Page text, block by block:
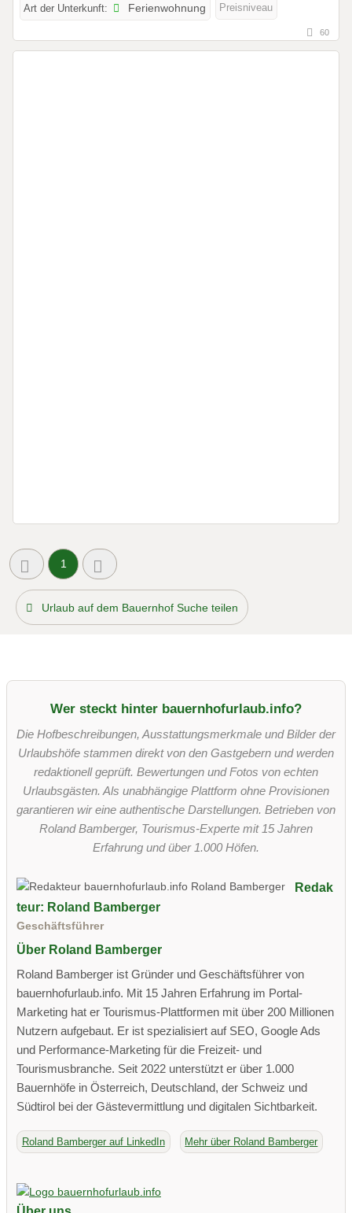
Art der Unterkunft: Ferienwohnung Preisniveau
60
1
Urlaub auf dem Bauernhof Suche teilen
Wer steckt hinter bauernhofurlaub.info?
Die Hofbeschreibungen, Ausstattungsmerkmale und Bilder der
Urlaubshöfe stammen direkt von den Gastgebern und werden
redaktionell geprüft. Bewertungen und Fotos von echten
Urlaubsgästen. Als unabhängige Plattform ohne Provisionen
garantieren wir eine authentische Darstellungen. Betrieben von
Roland Bamberger, Tourismus-Experte mit 15 Jahren
Erfahrung und über 1.000 Höfen.
Redak
teur: Roland Bamberger
Geschäftsführer
Über Roland Bamberger
Roland Bamberger ist Gründer und Geschäftsführer von
bauernhofurlaub.info. Mit 15 Jahren Erfahrung im Portal-
Marketing hat er Tourismus-Plattformen mit über 200 Millionen
Nutzern aufgebaut. Er ist spezialisiert auf SEO, Google Ads
und Performance-Marketing für die Freizeit- und
Tourismusbranche. Seit 2022 unterstützt er über 1.000
Bauernhöfe in Österreich, Deutschland, der Schweiz und
Südtirol bei der Gästevermittlung und digitalen Sichtbarkeit.
Roland Bamberger auf LinkedIn Mehr über Roland Bamberger